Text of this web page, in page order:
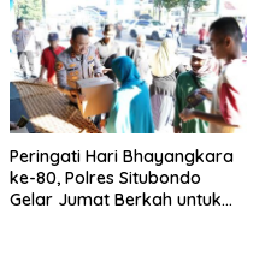
Peringati Hari Bhayangkara
ke-80, Polres Situbondo
Gelar Jumat Berkah untuk